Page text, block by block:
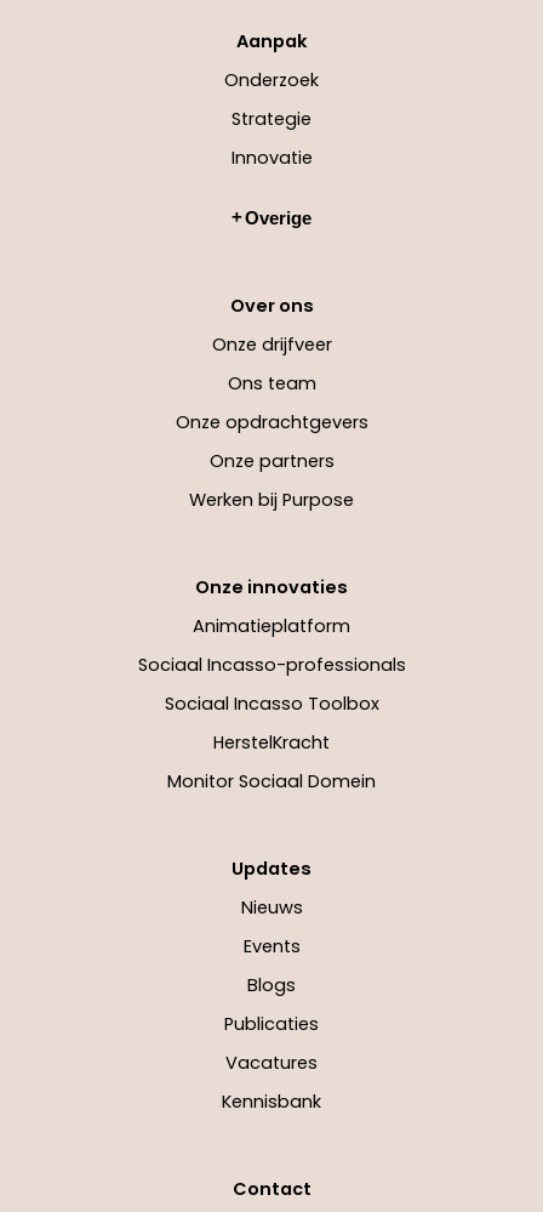
Aanpak
Onderzoek
Strategie
Innovatie
Overige
Over ons
Onze drijfveer
Ons team
Onze opdrachtgevers
Onze partners
Werken bij Purpose
Onze innovaties
Animatieplatform
Sociaal Incasso-professionals
Sociaal Incasso Toolbox
HerstelKracht
Monitor Sociaal Domein
Updates
Nieuws
Events
Blogs
Publicaties
Vacatures
Kennisbank
Contact